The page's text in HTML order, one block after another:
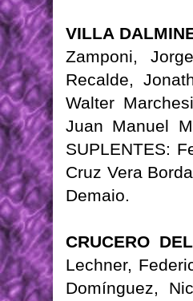
VILLA
Zamponi,
Recalde,
Walter
Juan Manuel
SUPLENTES:
Cruz Vera
Demaio.
CRUCERO
Lechner,
Domínguez,